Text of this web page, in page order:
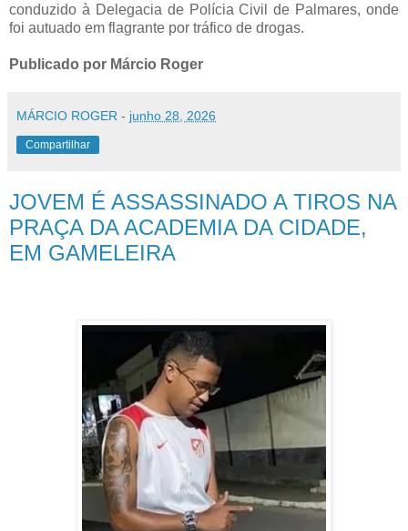
conduzido à Delegacia de Polícia Civil de Palmares, onde
foi autuado em flagrante por tráfico de drogas.
Publicado por Márcio Roger
MÁRCIO ROGER - junho 28, 2026
Compartilhar
JOVEM É ASSASSINADO A TIROS NA
PRAÇA DA ACADEMIA DA CIDADE,
EM GAMELEIRA